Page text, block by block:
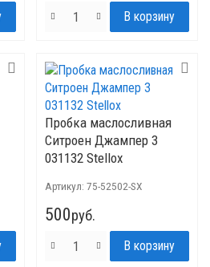
Пробка маслосливная
Ситроен Джампер 3
031132 Stellox
Артикул: 75-52502-SX
500руб.